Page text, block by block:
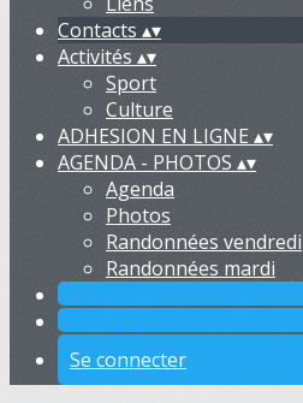
Contacts ▴▾
Activités ▴▾
Sport
Culture
ADHESION EN LIGNE▴▾
AGENDA - PHOTOS ▴▾
Agenda
Photos
Randonnées vendredi
Randonnées mardi
Se connecter